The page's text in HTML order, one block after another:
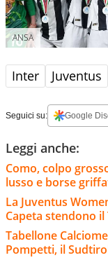
ANSA
Inter Juventus
Seguici su: Google
Leggi anche:
Como, colpo
lusso e borse
La Juventus
Capeta stendono
Tabellone
Pompetti, il